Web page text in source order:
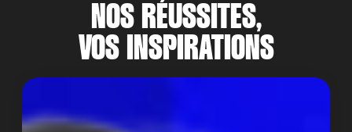
NOS RÉUSSITES,
VOS INSPIRATIONS